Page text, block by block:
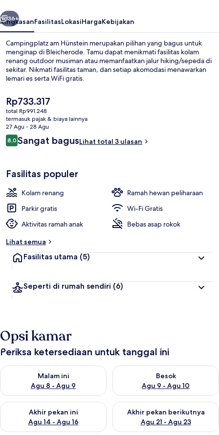
Berikutnya
36+
RingkasanFasilitasLokasiHargaKebijakan
Campingplatz am Hünstein merupakan pilihan yang bagus untuk
menginap di Bleicherode. Tamu dapat menikmati fasilitas kolam
renang outdoor musiman atau memanfaatkan jalur hiking/sepeda di
sekitar. Nikmati fasilitas taman, dan setiap akomodasi menawarkan
lemari es serta WiFi gratis.
Harga
saat
ini
Rp733.317
Rp733.317
total Rp991.248
termasuk pajak & biaya lainnya
27 Agu - 28 Agu
Ulasan
8,08,0 dari 10
Sangat bagusLihat total 3 ulasan
Fasilitas populer
Kolam renang
Ramah hewan peliharaan
Parkir gratis
Wi-Fi Gratis
Aktivitas ramah anak
Bebas asap rokok
Lihat semua
Fasilitas utama (5)
Seperti di rumah sendiri (6)
Opsi kamar
Periksa ketersediaan untuk tanggal ini
Malam ini
Agu 8 - Agu 9
Periksa ketersediaan untuk malam ini Agu 8 - Agu 9
Besok
Agu 9 - Agu 10
Periksa ketersediaan untuk
Akhir pekan ini
Agu 14 - Agu 16
Periksa ketersediaan untuk akhir pekan ini Agu 14 - Agu 16
Akhir pekan berikutnya
Agu 21 - Agu 23
Periksa ketersediaan untuk